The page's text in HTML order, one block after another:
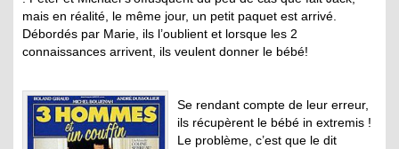
mais en réalité, le même jour, un petit paquet est arrivé.
Débordés par Marie, ils l’oublient et lorsque les 2
connaissances arrivent, ils veulent donner le bébé!
Se rendant compte de leur erreur,
ils récupèrent le bébé in extremis !
Le problème, c’est que le dit